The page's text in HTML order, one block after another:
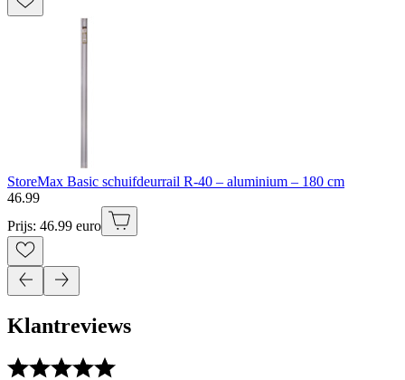
StoreMax Basic schuifdeurrail R-40 – aluminium – 180 cm
46.99
Prijs: 46.99 euro
Klantreviews